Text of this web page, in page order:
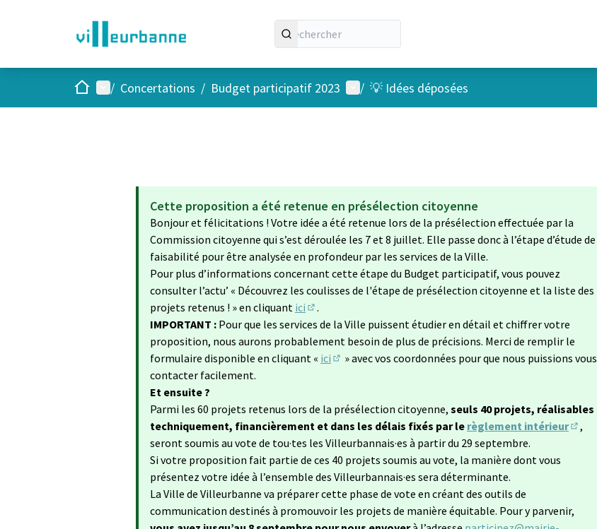
AccueilMenu principal
/ Concertations / Budget participatif 2023 Menu utilisateur
/ 💡 Idées déposées
Cette proposition a été retenue en présélection citoyenne
Bonjour et félicitations ! Votre idée a été retenue lors de la présélection effectuée par la
Commission citoyenne qui s’est déroulée les 7 et 8 juillet. Elle passe donc à l’étape d’étude de
faisabilité pour être analysée en profondeur par les services de la Ville.
Pour plus d’informations concernant cette étape du Budget participatif, vous pouvez
consulter l’actu’ « Découvrez les coulisses de l'étape de présélection citoyenne et la liste des
projets retenus ! » en cliquant ici
(S'ouvre dans un nouvel onglet)
.
IMPORTANT : Pour que les services de la Ville puissent étudier en détail et chiffrer votre
proposition, nous aurons probablement besoin de plus de précisions. Merci de remplir le
formulaire disponible en cliquant « ici
» avec vos coordonnées pour que nous puissions vous
contacter facilement.
Et ensuite ?
Parmi les 60 projets retenus lors de la présélection citoyenne, seuls 40 projets, réalisables
techniquement, financièrement et dans les délais fixés par le règlement intérieur
,
seront soumis au vote de tou·tes les Villeurbannais·es à partir du 29 septembre.
Si votre proposition fait partie de ces 40 projets soumis au vote, la manière dont vous
présentez votre idée à l’ensemble des Villeurbannais·es sera déterminante.
La Ville de Villeurbanne va préparer cette phase de vote en créant des outils de
communication destinés à promouvoir les projets de manière équitable. Pour y parvenir,